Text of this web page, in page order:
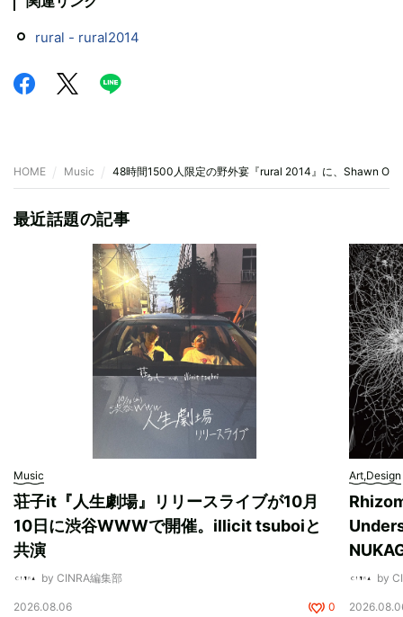
rural - rural2014
HOME Music 48時間1500人限定の野外宴『rural 2014』に、Shawn
最近話題の記事
Music
荘子it『人生劇場』リリースライブが10月
10日に渋谷WWWで開催。illicit tsuboiと
共演
by CINRA編集部
2026.08.06 0
Art,Design
by